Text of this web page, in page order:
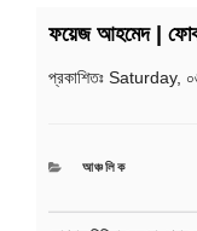
ফয়েজ আহমেদ |
প্রকাশিতঃ Saturday, ০৬
CATEGORIES
আঞ্চলিক